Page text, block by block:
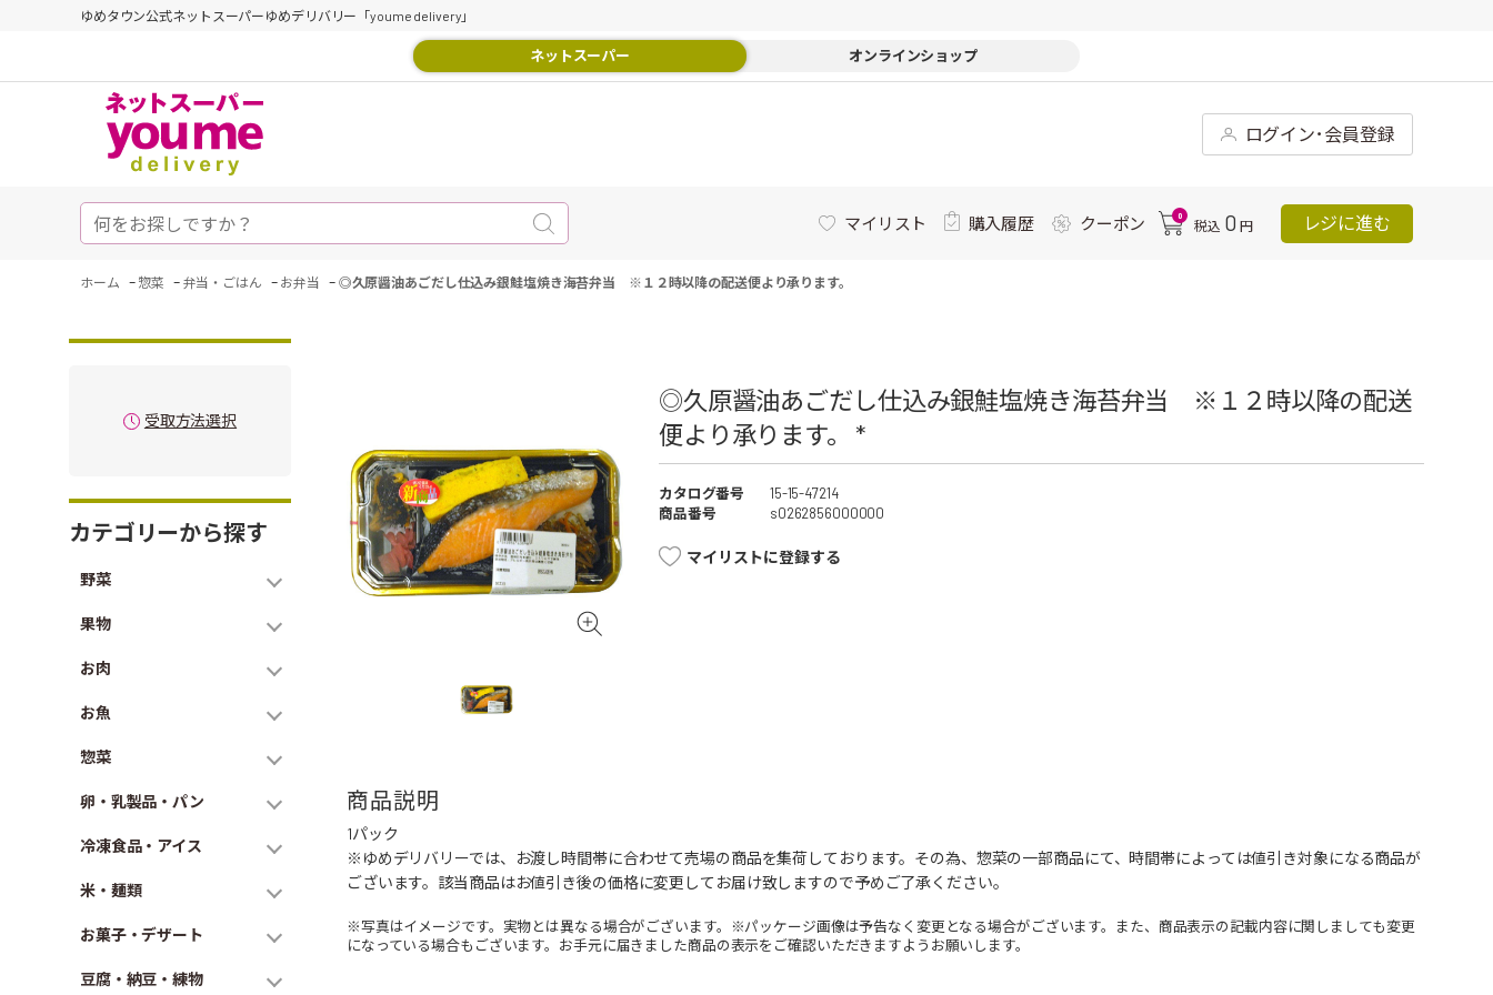
ゆめタウン公式ネットスーパーゆめデリバリー「youme delivery」
ネットスーパー オンラインショップ
ログイン･会員登録
マイリスト 購入履歴 クーポン 0
税込 0 円 レジに進む
ホーム - 惣菜 - 弁当・ごはん - お弁当 - ◎久原醤油あごだし仕込み銀鮭塩焼き海苔弁当 ※１２時以降の配送便より承ります。
受取方法選択
カテゴリーから探す
野菜
果物
お肉
お魚
惣菜
卵・乳製品・パン
冷凍食品・アイス
米・麺類
お菓子・デザート
豆腐・納豆・練物
◎久原醤油あごだし仕込み銀鮭塩焼き海苔弁当 ※１２時以降の配送
便より承ります。 *
カタログ番号
15-15-47214
商品番号
s0262856000000
マイリストに登録する
商品説明
1パック
※ゆめデリバリーでは、お渡し時間帯に合わせて売場の商品を集荷しております。その為、惣菜の一部商品にて、時間帯によっては値引き対象になる商品が
ございます。該当商品はお値引き後の価格に変更してお届け致しますので予めご了承ください。
※写真はイメージです。実物とは異なる場合がございます。※パッケージ画像は予告なく変更となる場合がございます。また、商品表示の記載内容に関しましても変更
になっている場合もございます。お手元に届きました商品の表示をご確認いただきますようお願いします。